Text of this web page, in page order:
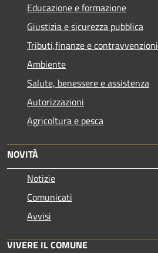
Educazione e formazione
Giustizia e sicurezza pubblica
Tributi,finanze e contravvenzioni
Ambiente
Salute, benessere e assistenza
Autorizzazioni
Agricoltura e pesca
NOVITÀ
Notizie
Comunicati
Avvisi
VIVERE IL COMUNE